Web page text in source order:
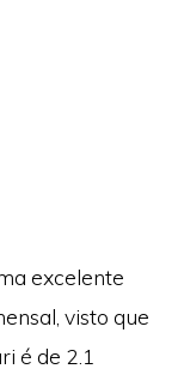
excelente
visto que
é de 2.1